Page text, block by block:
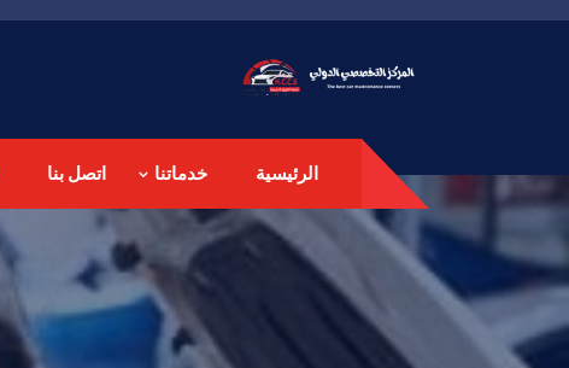
الرئيسية خدماتنا اتصل بنا